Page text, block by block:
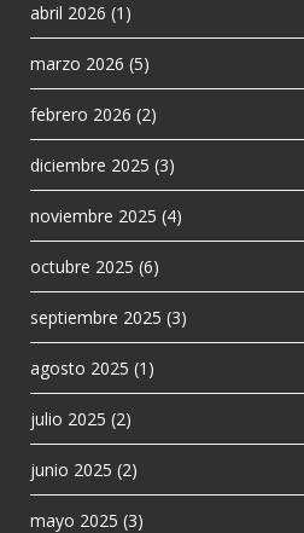
abril 2026 (1)
marzo 2026 (5)
febrero 2026 (2)
diciembre 2025 (3)
noviembre 2025 (4)
octubre 2025 (6)
septiembre 2025 (3)
agosto 2025 (1)
julio 2025 (2)
junio 2025 (2)
mayo 2025 (3)